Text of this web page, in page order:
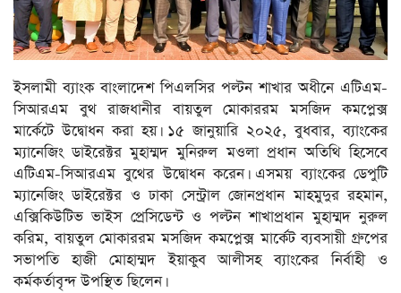
ইসলামী ব্যাংক বাংলাদেশ পিএলসির পল্টন শাখার অধীনে এটিএম-
সিআরএম বুথ রাজধানীর বায়তুল মোকাররম মসজিদ কমপ্লেক্স
মার্কেটে উদ্বোধন করা হয়। ১৫ জানুয়ারি ২০২৫, বুধবার, ব্যাংকের
ম্যানেজিং ডাইরেক্টর মুহাম্মদ মুনিরুল মওলা প্রধান অতিথি হিসেবে
এটিএম-সিআরএম বুথের উদ্বোধন করেন। এসময় ব্যাংকের ডেপুটি
ম্যানেজিং ডাইরেক্টর ও ঢাকা সেন্ট্রাল জোনপ্রধান মাহমুদুর রহমান,
এক্সিকিউটিভ ভাইস প্রেসিডেন্ট ও পল্টন শাখাপ্রধান মুহাম্মদ নুরুল
করিম, বায়তুল মোকাররম মসজিদ কমপ্লেক্স মার্কেট ব্যবসায়ী গ্রুপের
সভাপতি হাজী মোহাম্মদ ইয়াকুব আলীসহ ব্যাংকের নির্বাহী ও
কর্মকর্তাবৃন্দ উপস্থিত ছিলেন।